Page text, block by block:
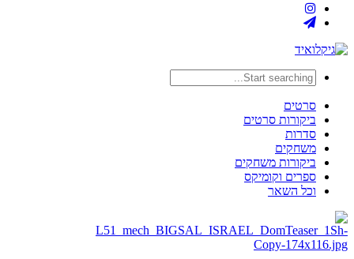
סרטים
ביקורות סרטים
סדרות
משחקים
ביקורות משחקים
ספרים וקומיקס
וכל השאר